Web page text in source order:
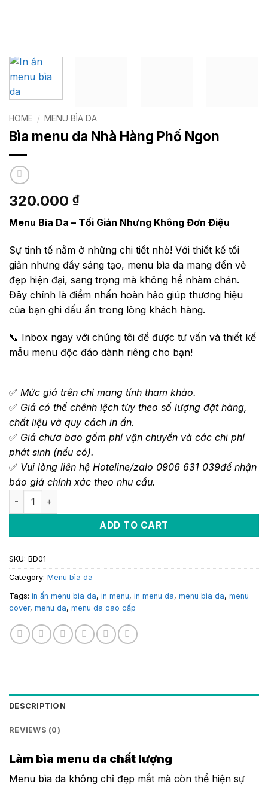
HOME / MENU BÌA DA
Bìa menu da Nhà Hàng Phố Ngon
320.000 ₫
Menu Bìa Da – Tối Giản Nhưng Không Đơn Điệu
Sự tinh tế nằm ở những chi tiết nhỏ! Với thiết kế tối
giản nhưng đầy sáng tạo, menu bìa da mang đến vẻ
đẹp hiện đại, sang trọng mà không hề nhàm chán.
Đây chính là điểm nhấn hoàn hảo giúp thương hiệu
của bạn ghi dấu ấn trong lòng khách hàng.
📞 Inbox ngay với chúng tôi để được tư vấn và thiết kế
mẫu menu độc đáo dành riêng cho bạn!
✅ Mức giá trên chỉ mang tính tham khảo.
✅ Giá có thể chênh lệch tùy theo số lượng đặt hàng,
chất liệu và quy cách in ấn.
✅ Giá chưa bao gồm phí vận chuyển và các chi phí
phát sinh (nếu có).
✅ Vui lòng liên hệ Hoteline/zalo 0906 631 039để nhận
báo giá chính xác theo nhu cầu.
ADD TO CART
SKU: BD01
Category: Menu bìa da
Tags: in ấn menu bìa da, in menu, in menu da, menu bìa da, menu
cover, menu da, menu da cao cấp
DESCRIPTION
REVIEWS (0)
Làm bìa menu da chất lượng
Menu bìa da không chỉ đẹp mắt mà còn thể hiện sự